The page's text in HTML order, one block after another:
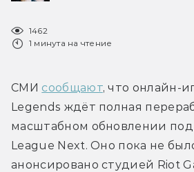
1462
1 минута на чтение
СМИ сообщают, что онлайн-
Legends ждёт полная
масштабном обновлении под
League Next. Оно пока не
анонсировано студией Riot